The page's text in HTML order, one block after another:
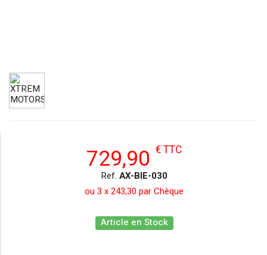
729,90 € TTC
Ref. AX-BIE-030
ou 3 x 243,30 par Chèque
Article en Stock